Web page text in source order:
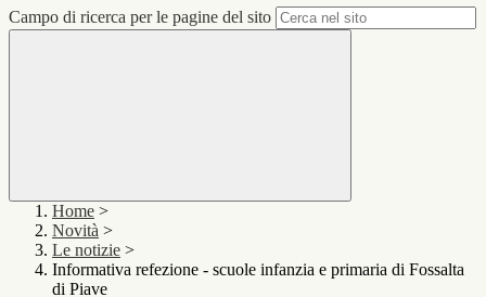
Campo di ricerca per le pagine del sito
Home >
Novità >
Le notizie >
Informativa refezione - scuole infanzia e primaria di Fossalta
di Piave